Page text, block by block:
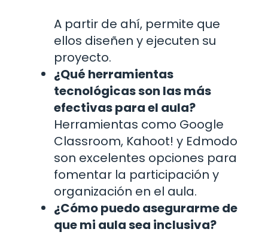
A partir de ahí, permite que
ellos diseñen y ejecuten su
proyecto.
¿Qué herramientas
tecnológicas son las más
efectivas para el aula?
Herramientas como Google
Classroom, Kahoot! y Edmodo
son excelentes opciones para
fomentar la participación y
organización en el aula.
¿Cómo puedo asegurarme de
que mi aula sea inclusiva?